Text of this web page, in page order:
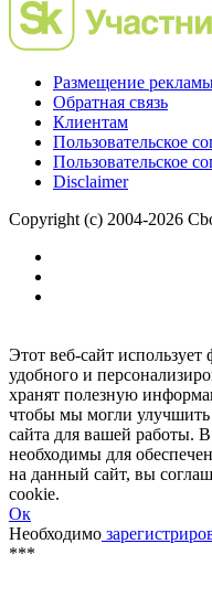
Размещение
Обратная связь
Пользовательское
Copyright (c) 2004-2026
Этот веб-сайт
удобного и
хранят полезную
чтобы мы могли улучшить
сайта для вашей работы.
необходимы для
на данный сайт, вы